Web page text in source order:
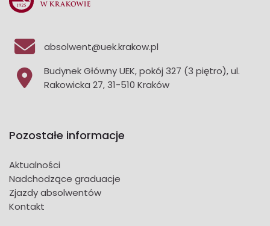
absolwent@uek.krakow.pl
Budynek Główny UEK, pokój 327 (3 piętro), ul.
Rakowicka 27, 31-510 Kraków
Pozostałe informacje
Aktualności
Nadchodzące graduacje
Zjazdy absolwentów
Kontakt